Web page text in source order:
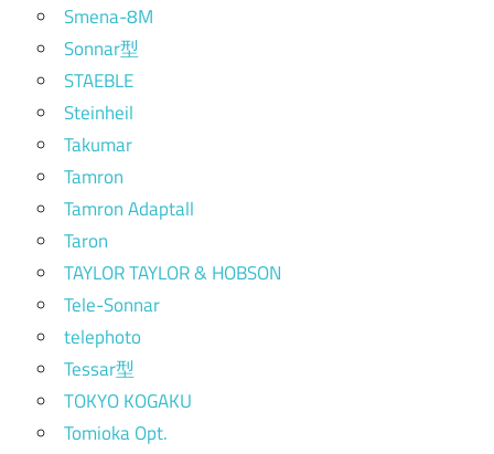
Smena-8M
Sonnar型
STAEBLE
Steinheil
Takumar
Tamron
Tamron Adaptall
Taron
TAYLOR TAYLOR & HOBSON
Tele-Sonnar
telephoto
Tessar型
TOKYO KOGAKU
Tomioka Opt.